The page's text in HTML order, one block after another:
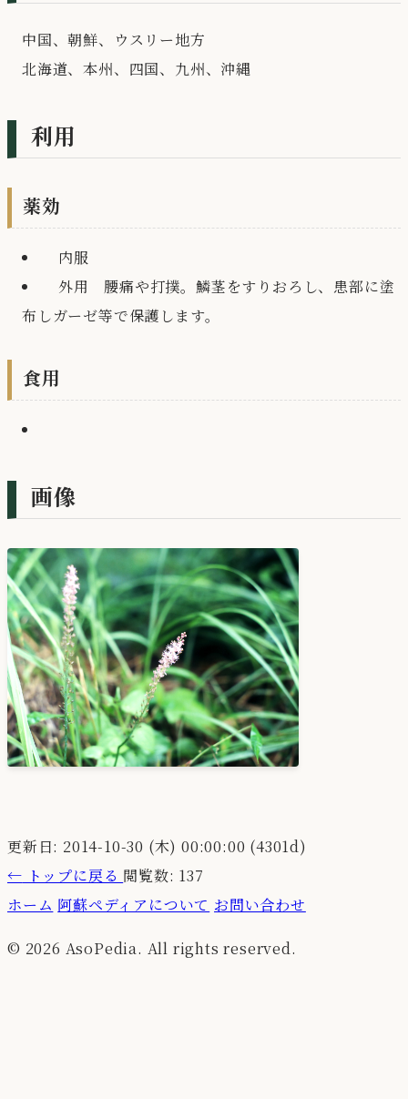
中国、朝鮮、ウスリー地方
北海道、本州、四国、九州、沖縄
利用
薬効
内服
外用 腰痛や打撲。鱗茎をすりおろし、患部に塗
布しガーゼ等で保護します。
食用
画像
更新日: 2014-10-30 (木) 00:00:00 (4301d)
← トップに戻る 閲覧数: 137
ホーム 阿蘇ペディアについて お問い合わせ
© 2026 AsoPedia. All rights reserved.